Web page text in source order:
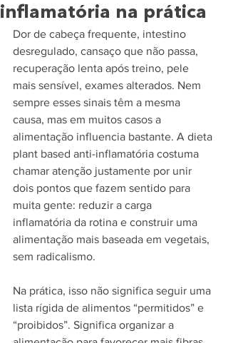
inflamatória na prática
Dor de cabeça frequente, intestino
desregulado, cansaço que não passa,
recuperação lenta após treino, pele
mais sensível, exames alterados. Nem
sempre esses sinais têm a mesma
causa, mas em muitos casos a
alimentação influencia bastante. A dieta
plant based anti-inflamatória costuma
chamar atenção justamente por unir
dois pontos que fazem sentido para
muita gente: reduzir a carga
inflamatória da rotina e construir uma
alimentação mais baseada em vegetais,
sem radicalismo.
Na prática, isso não significa seguir uma
lista rígida de alimentos “permitidos” e
“proibidos”. Significa organizar a